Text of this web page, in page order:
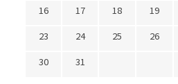
16
17 18 19
23
24 25 26
30
31